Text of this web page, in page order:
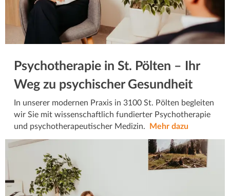
Psychotherapie in St. Pölten – Ihr
Weg zu psychischer Gesundheit
In unserer modernen Praxis in 3100 St. Pölten begleiten
wir Sie mit wissenschaftlich fundierter Psychotherapie
und psychotherapeutischer Medizin.
Mehr dazu